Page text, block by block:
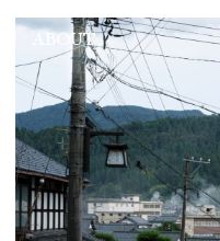
ABOUT